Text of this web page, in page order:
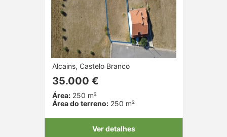
Alcains, Castelo Branco
35.000 €
Área:250 m²
Área do terreno:250 m²
Ver detalhes